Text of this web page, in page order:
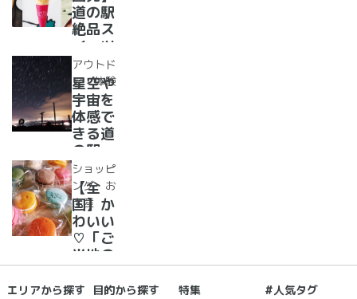
駅
当地お
漬物」
めぐり
道の駅
絶品ス
イーツ
37
選！人
気のソ
フトク
リー
ム・ジ
ェラー
ト大集
合！
アウトド
ア・体験
星空や
宇宙を
体感で
きる道
の駅
道の駅
で夜空
に癒さ
れ/星
に願い
☆彡
ショッピ
ング・お
土産
【全
国】か
わいい
♡「ご
当地の
お土
産」が
エリアから探す 目的から探す 特集 #人気タグ